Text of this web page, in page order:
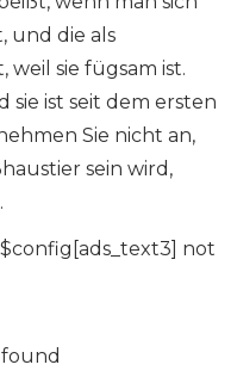
und die als
weil sie fügsam ist.
sie ist seit dem ersten
Sie nicht an,
sein wird,
not